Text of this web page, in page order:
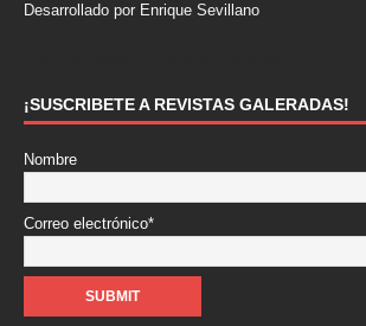
Desarrollado por Enrique Sevillano
¡SUSCRIBETE A REVISTAS GALERADAS!
Nombre
Correo electrónico*